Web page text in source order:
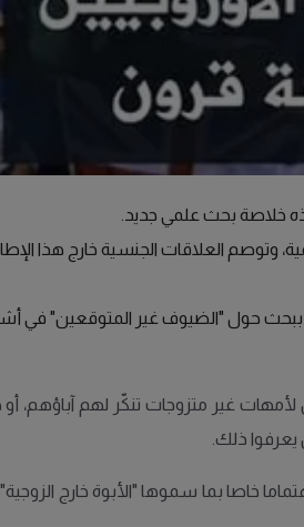
خلاصة بحث علمي جديد.
العلاقات الجنسية خارج هذا الإطار
ببحث حول "الضيوف غير المتوقعين" في
غير متزوجات تنكّر لهم آباؤهم،
يعرفوا ذلك.
خاصا بما سموها "الأبوة خارج